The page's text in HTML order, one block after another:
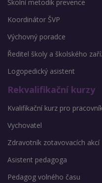
Školní metodik prevence
Koordinátor ŠVP
Výchovný poradce
Ředitel školy a školského
Logopedický asistent
Rekvalifikační kurzy
Kvalifikační kurz pro
Vychovatel
Zdravotník zotavovacích akcí
Asistent pedagoga
Pedagog volného času